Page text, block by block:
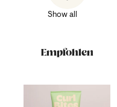
Show all
Empfohlen